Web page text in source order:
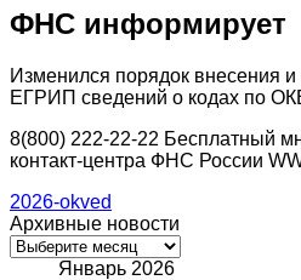
ФНС информирует
Изменился порядок внесения
ЕГРИП сведений о кодах по
8(800) 222-22-22 Бесплатный
контакт-центра ФНС России
2026-okved
Архивные новости
Архивные
новостиЯнварь 2026